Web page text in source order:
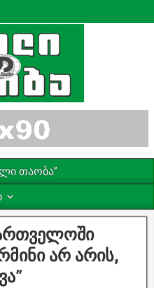
თაობა”
არ არის,